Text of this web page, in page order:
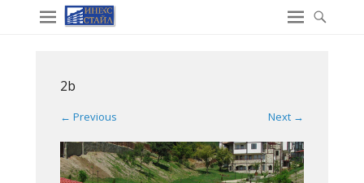
2b
← Previous Next →